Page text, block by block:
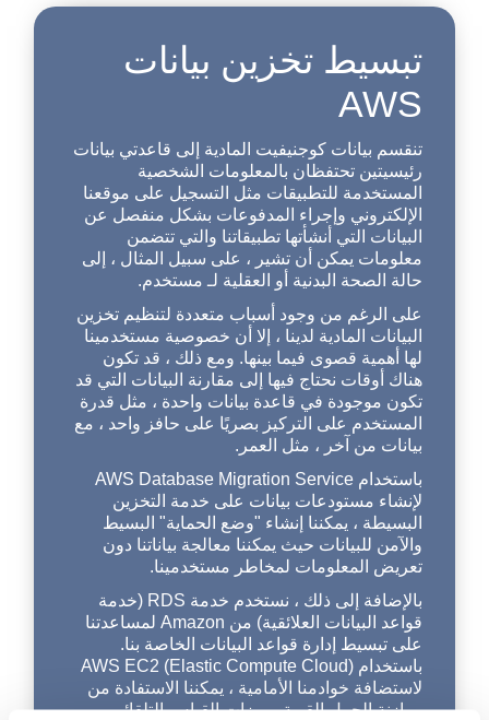
تبسيط تخزين بيانات
AWS
تنقسم بيانات كوجنيفيت المادية إلى قاعدتي بيانات
رئيسيتين تحتفظان بالمعلومات الشخصية
المستخدمة للتطبيقات مثل التسجيل على موقعنا
الإلكتروني وإجراء المدفوعات بشكل منفصل عن
البيانات التي أنشأتها تطبيقاتنا والتي تتضمن
معلومات يمكن أن تشير ، على سبيل المثال ، إلى
حالة الصحة البدنية أو العقلية لـ مستخدم.
على الرغم من وجود أسباب متعددة لتنظيم تخزين
البيانات المادية لدينا ، إلا أن خصوصية مستخدمينا
لها أهمية قصوى فيما بينها. ومع ذلك ، قد تكون
هناك أوقات نحتاج فيها إلى مقارنة البيانات التي قد
تكون موجودة في قاعدة بيانات واحدة ، مثل قدرة
المستخدم على التركيز بصريًا على حافز واحد ، مع
بيانات من آخر ، مثل العمر.
باستخدام AWS Database Migration Service
لإنشاء مستودعات بيانات على خدمة التخزين
البسيطة ، يمكننا إنشاء "وضع الحماية" البسيط
والآمن للبيانات حيث يمكننا معالجة بياناتنا دون
تعريض المعلومات لمخاطر مستخدمينا.
بالإضافة إلى ذلك ، نستخدم خدمة RDS (خدمة
قواعد البيانات العلائقية) من Amazon لمساعدتنا
على تبسيط إدارة قواعد البيانات الخاصة بنا.
باستخدام AWS EC2 (Elastic Compute Cloud)
لاستضافة خوادمنا الأمامية ، يمكننا الاستفادة من
موازنة الحمل القوية وميزات القياس التلقائي